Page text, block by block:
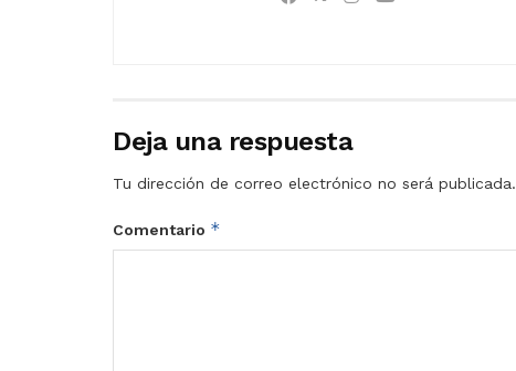
Deja una respuesta
Tu dirección de correo electrónico no será publicada.
Comentario *